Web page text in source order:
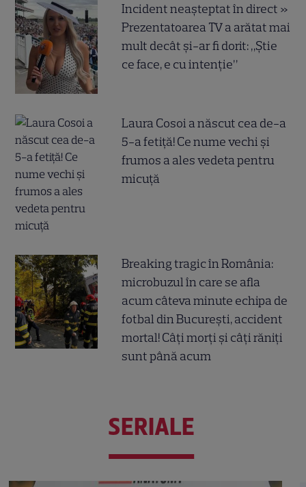
Incident neașteptat în direct »
Prezentatoarea TV a arătat mai
mult decât și-ar fi dorit: „Știe
ce face, e cu intenție”
Laura Cosoi a născut cea de-a
5-a fetiță! Ce nume vechi și
frumos a ales vedeta pentru
micuță
Breaking tragic în România:
microbuzul în care se afla
acum câteva minute echipa de
fotbal din București, accident
mortal! Câți morți și câți răniți
sunt până acum
SERIALE